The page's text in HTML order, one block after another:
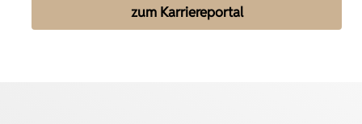
zum Karriereportal